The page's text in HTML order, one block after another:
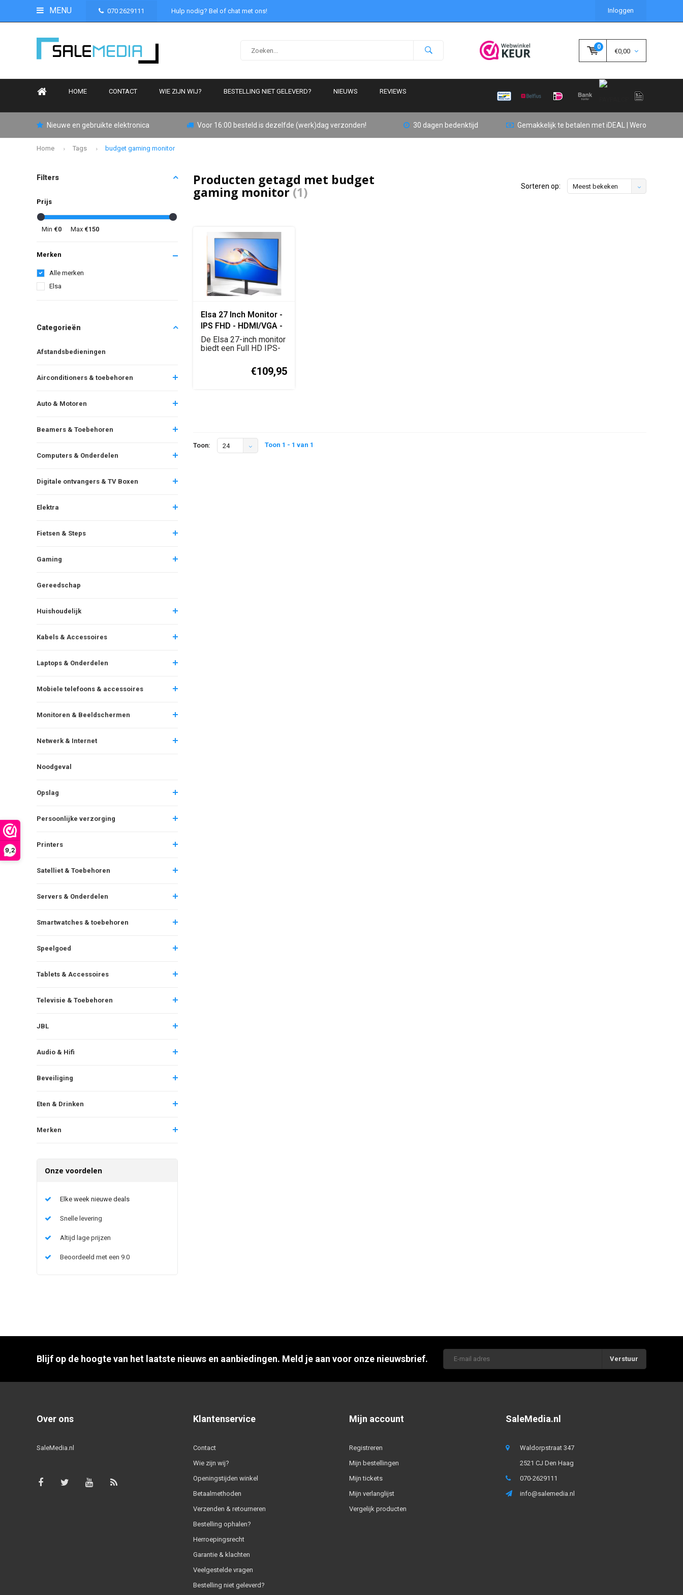
9,2
MENU 070 2629111 Hulp nodig? Bel of chat met ons! Inloggen
0
€0,00
HOME CONTACT WIE ZIJN WIJ? BESTELLING NIET GELEVERD? NIEUWS REVIEWS
Nieuwe en gebruikte elektronica Voor 16:00 besteld is dezelfde (werk)dag verzonden! 30 dagen bedenktijd Gemakkelijk te betalen met iDEAL | Wero
Home Tags budget gaming monitor
Filters
Prijs
Min €0 Max €150
Merken
Alle merken
Elsa
Categorieën
Afstandsbedieningen
Airconditioners & toebehoren
Auto & Motoren
Beamers & Toebehoren
Computers & Onderdelen
Digitale ontvangers & TV Boxen
Elektra
Fietsen & Steps
Gaming
Gereedschap
Huishoudelijk
Kabels & Accessoires
Laptops & Onderdelen
Mobiele telefoons & accessoires
Monitoren & Beeldschermen
Netwerk & Internet
Noodgeval
Opslag
Persoonlijke verzorging
Printers
Satelliet & Toebehoren
Servers & Onderdelen
Smartwatches & toebehoren
Speelgoed
Tablets & Accessoires
Televisie & Toebehoren
JBL
Audio & Hifi
Beveiliging
Eten & Drinken
Merken
Onze voordelen
Elke week nieuwe deals
Snelle levering
Altijd lage prijzen
Beoordeeld met een 9.0
Producten getagd met budget
gaming monitor(1) Sorteren op: Meest bekeken
Elsa 27 Inch Monitor -
IPS FHD - HDMI/VGA -
1920x1080 - Flat Panel
De Elsa 27-inch monitor
biedt een Full HD IPS-
€109,95
Toon: 24 Toon 1 - 1 van 1
Blijf op de hoogte van het laatste nieuws en aanbiedingen. Meld je aan voor onze nieuwsbrief. Verstuur
Over ons
SaleMedia.nl
Klantenservice
Contact
Wie zijn wij?
Openingstijden winkel
Betaalmethoden
Verzenden & retourneren
Bestelling ophalen?
Herroepingsrecht
Garantie & klachten
Veelgestelde vragen
Bestelling niet geleverd?
Mijn account
Registreren
Mijn bestellingen
Mijn tickets
Mijn verlanglijst
Vergelijk producten
SaleMedia.nl
Waldorpstraat 347
2521 CJ Den Haag
070-2629111
info@salemedia.nl